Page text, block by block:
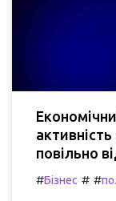
повільно
#Бізнес # #